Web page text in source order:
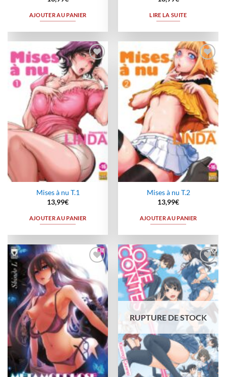
AJOUTER AU PANIER LIRE LA SUITE
Ajouter
à la
wishlist
Mises à nu T.1
13,99€
AJOUTER AU PANIER
Ajouter
à la
wishlist
Mises à nu T.2
13,99€
AJOUTER AU PANIER
Ajouter
à la
wishlist
Ajouter
à la
wishlist
RUPTURE DE STOCK